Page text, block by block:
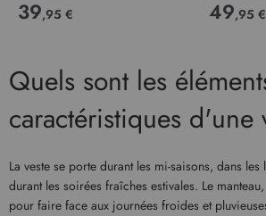
39,95 € 49,95 €
Quels sont les
caractéristiques d'une
La veste se porte durant les mi-saisons, dans
durant les soirées fraîches estivales. Le
pour faire face aux journées froides et